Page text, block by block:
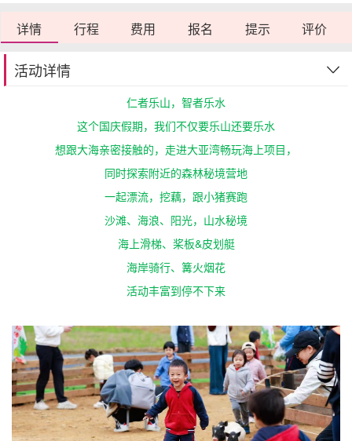
详情 行程 费用 报名 提示 评价
活动详情
仁者乐山，智者乐水
这个国庆假期，我们不仅要乐山还要乐水
想跟大海亲密接触的， 走进大亚湾畅玩海上项目，
同时探索附近的森林秘境营地
一起漂流，挖藕，跟小猪赛跑
沙滩、海浪、阳光，山水秘境
海上滑梯、桨板&皮划艇
海岸骑行、篝火烟花
活动丰富到停不下来